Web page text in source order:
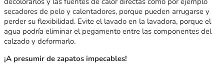
secadores de pelo y calentadores, porque pueden arrugarse y
perder su flexibilidad. Evite el lavado en la lavadora, porque el
agua podría eliminar el pegamento entre las componentes del
calzado y deformarlo.
¡A presumir de zapatos impecables!